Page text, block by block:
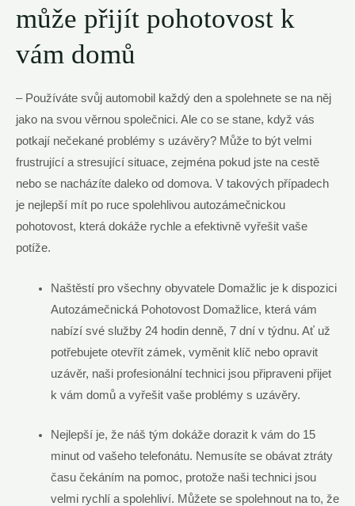
může přijít pohotovost k
vám domů
– Používáte svůj automobil každý den a spolehnete se na něj
jako na svou věrnou společnici. Ale co se stane, když vás
potkají nečekané problémy s uzávěry? Může to být velmi
frustrující a stresující situace, zejména pokud jste na cestě
nebo se nacházíte daleko od domova. V takových případech
je nejlepší mít po ruce spolehlivou autozámečnickou
pohotovost, která dokáže rychle a efektivně vyřešit vaše
potíže.
Naštěstí pro všechny obyvatele Domažlic je k dispozici
Autozámečnická Pohotovost Domažlice, která vám
nabízí své služby 24 hodin denně, 7 dní v týdnu. Ať už
potřebujete otevřít zámek, vyměnit klíč nebo opravit
uzávěr, naši profesionální technici jsou připraveni přijet
k vám domů a vyřešit vaše problémy s uzávěry.
Nejlepší je, že náš tým dokáže dorazit k vám do 15
minut od vašeho telefonátu. Nemusíte se obávat ztráty
času čekáním na pomoc, protože naši technici jsou
velmi rychlí a spolehliví. Můžete se spolehnout na to, že